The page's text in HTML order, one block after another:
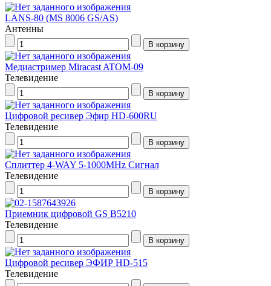
LANS-80 (MS 8006 GS/AS)
Антенны
Медиастример Miracast ATOM-09
Телевидение
Цифровой ресивер Эфир HD-600RU
Телевидение
Сплиттер 4-WAY 5-1000MHz Сигнал
Телевидение
Приемник цифровой GS В5210
Телевидение
Цифровой ресивер ЭФИР HD-515
Телевидение